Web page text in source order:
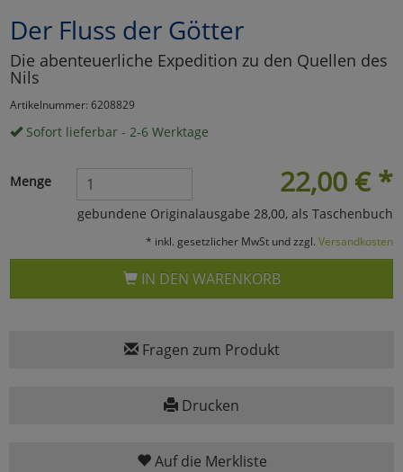
Der Fluss der Götter
Die abenteuerliche Expedition zu den Quellen des
Nils
Artikelnummer: 6208829
Sofort lieferbar - 2-6 Werktage
22,00 € *
Menge
gebundene Originalausgabe 28,00, als Taschenbuch
* inkl. gesetzlicher MwSt und zzgl. Versandkosten
IN DEN WARENKORB
Fragen zum Produkt
Drucken
Auf die Merkliste
Marketing
Umfragetools
Einstellungen speichern